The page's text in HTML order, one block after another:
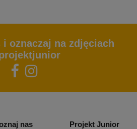
oznaczaj na zdjęciach
nas Projekt Junior